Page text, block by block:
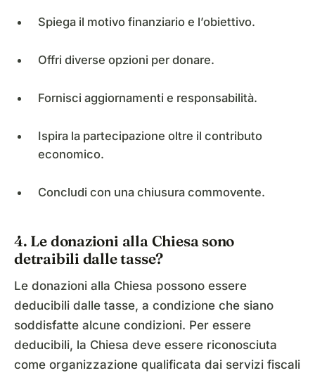
Spiega il motivo finanziario e l’obiettivo.
Offri diverse opzioni per donare.
Fornisci aggiornamenti e responsabilità.
Ispira la partecipazione oltre il contributo
economico.
Concludi con una chiusura commovente.
4. Le donazioni alla Chiesa sono
detraibili dalle tasse?
Le donazioni alla Chiesa possono essere
deducibili dalle tasse, a condizione che siano
soddisfatte alcune condizioni. Per essere
deducibili, la Chiesa deve essere riconosciuta
come organizzazione qualificata dai servizi fiscali